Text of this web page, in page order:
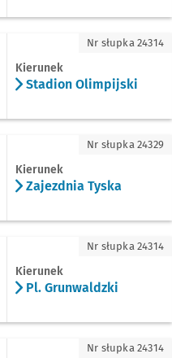
Olimpijski
Kierunek
Stadion Olimpijski
Nr słupka 24314
Tyska
Kierunek
Zajezdnia Tyska
Nr słupka 24329
Kierunek
Pl. Grunwaldzki
Nr słupka 24314
Nr słupka 24314